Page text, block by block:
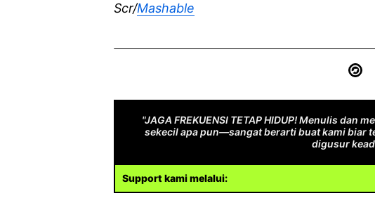
Scr/Mashable
"JAGA FREKUENSI TETAP HIDUP! Menulis
sekecil apa pun—sangat berarti buat kami biar
digusur
Support kami melalui: